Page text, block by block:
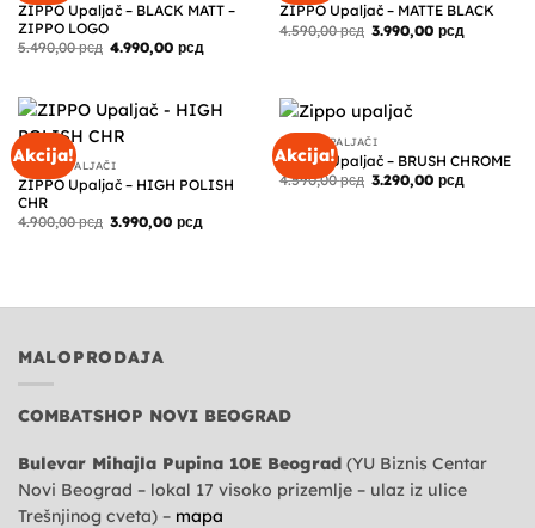
ZIPPO Upaljač – BLACK MATT –
ZIPPO LOGO
5.490,00рсд Originalna
cena
4.990,00рсд
cena
ZIPPO Upaljač – MATTE BLACK
4.590,00рсд Originalna
cena
3.990,00рсд
cena
Akcija!
ZIPPO UPALJAČI
ZIPPO Upaljač – HIGH POLISH
CHR
4.900,00рсд Originalna
3.990,00рсд
cena
Akcija!
ZIPPO UPALJAČI
ZIPPO Upaljač – BRUSH CHROME
4.590,00рсд Originalna
3.290,00рсд
cena
MALOPRODAJA
COMBATSHOP NOVI BEOGRAD
Bulevar Mihajla Pupina 10E Beograd (YU Biznis Centar
Novi Beograd – lokal 17 visoko prizemlje – ulaz iz ulice
Trešnjinog cveta) – mapa